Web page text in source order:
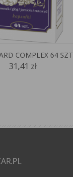
COMPLEX 64 SZT
31,41 zł